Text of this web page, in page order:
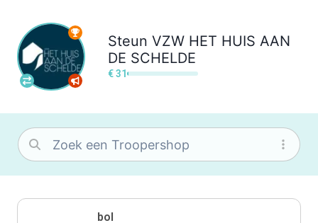
Steun VZW HET HUIS AAN
DE SCHELDE
€ 31
bol